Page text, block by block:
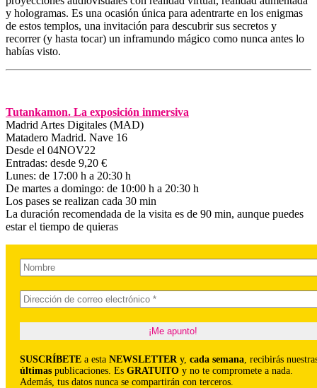
y hologramas. Es una ocasión única para adentrarte en los enigmas
de estos templos, una invitación para descubrir sus secretos y
recorrer (y hasta tocar) un inframundo mágico como nunca antes lo
habías visto.
Tutankamon. La exposición inmersiva
Madrid Artes Digitales (MAD)
Matadero Madrid. Nave 16
Desde el 04NOV22
Entradas: desde 9,20 €
Lunes: de 17:00 h a 20:30 h
De martes a domingo: de 10:00 h a 20:30 h
Los pases se realizan cada 30 min
La duración recomendada de la visita es de 90 min, aunque puedes
estar el tiempo de quieras
SUSCRÍBETE a esta NEWSLETTER y, cada semana , recibirás
últimas publicaciones. Es GRATUITO y no te compromete a nada.
Además, tus datos nunca se compartirán con terceros.